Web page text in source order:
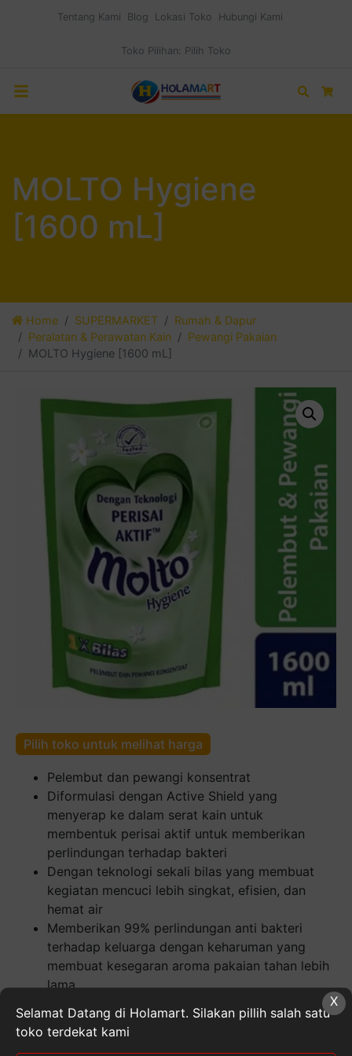
Tentang Kami Blog Lokasi Toko Hubungi Kami
Toko Pilihan: Pilih Toko
Search
MOLTO Hygiene
[1600 mL]
Home SUPERMARKET
Rumah & Dapur
Peralatan & Perawatan Kain
Pewangi Pakaian
MOLTO Hygiene [1600 mL]
Pilih toko untuk melihat harga
Pelembut dan pewangi konsentrat
Diformulasi dengan Active Shield yang
menyerap ke dalam serat kain untuk
membentuk perisai aktif untuk memberikan
perlindungan terhadap bakteri
Dengan teknologi sekali bilas yang membuat
kegiatan mencuci lebih singkat, efisien, dan
hemat air
Memberikan 99% perlindungan anti bakteri
terhadap keluarga dengan keharuman yang
membuat kesegaran aroma pakaian tahan lebih
lama
Kuantitas
MOLTO
X
Selamat Datang di Holamart. Silakan pillih salah satu
toko terdekat kami